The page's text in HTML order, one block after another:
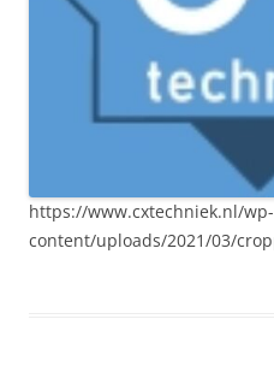
https://www.cxtechniek.nl/wp-
content/uploads/2021/03/